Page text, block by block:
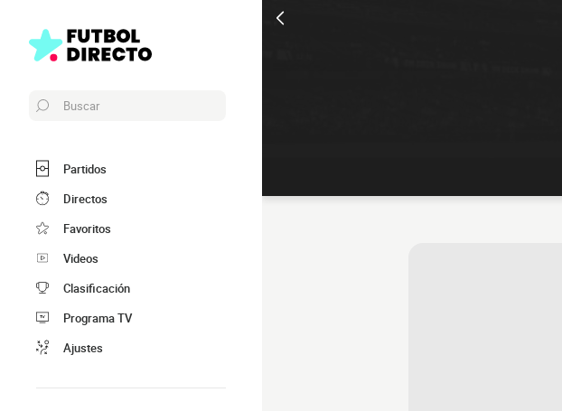
Buscar
Partidos
Directos
Favoritos
Videos
Clasificación
Programa TV
Ajustes